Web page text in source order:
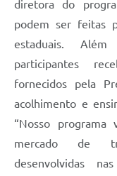
diretora do
podem ser feitas
estaduais.
participantes
fornecidos pela
acolhimento e
“Nosso
mercado de
desenvolvidas